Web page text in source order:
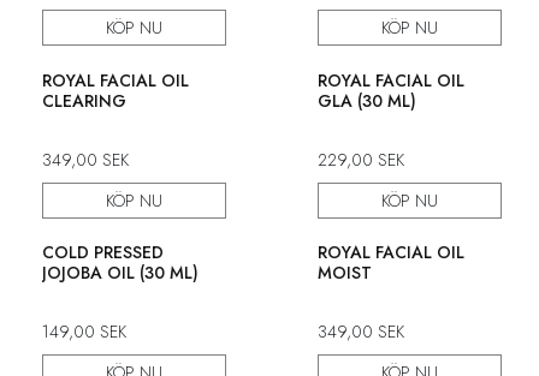
KÖP NU
KÖP NU
ROYAL FACIAL OIL
CLEARING
349,00 SEK
KÖP NU
ROYAL FACIAL OIL
GLA (30 ML)
229,00 SEK
KÖP NU
COLD PRESSED
JOJOBA OIL (30 ML)
149,00 SEK
ROYAL FACIAL OIL
MOIST
349,00 SEK